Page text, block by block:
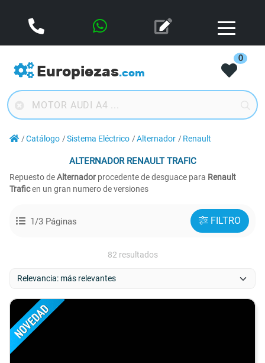
Europiezas.com
0
Catálogo Sistema Eléctrico Alternador Renault
ALTERNADORRENAULT TRAFIC
Repuesto deAlternador procedente de desguace para Renault
Traficen un gran numero de versiones
1/3 Páginas FILTRO
82 resultados